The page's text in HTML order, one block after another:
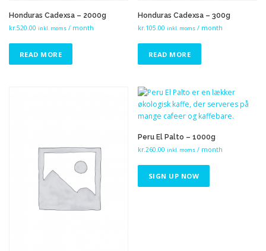
Honduras Cadexsa – 2000g
kr.520.00 inkl. moms / month
READ MORE
Honduras Cadexsa – 300g
kr.105.00 inkl. moms / month
READ MORE
Peru El Palto – 1000g
kr.260.00 inkl. moms / month
SIGN UP NOW